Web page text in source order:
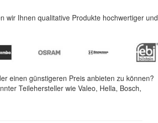
wir Ihnen qualitative Produkte hochwertiger und
einen günstigeren Preis anbieten zu können?
Teilehersteller wie Valeo, Hella, Bosch,